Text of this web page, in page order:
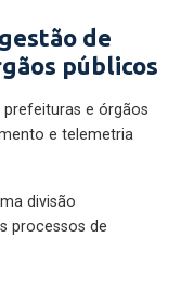
de
públicos
e órgãos
e telemetria
divisão
processos de